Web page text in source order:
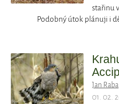
stařinu
Podobný útok plánuji i
Jan Raba
01. 02.